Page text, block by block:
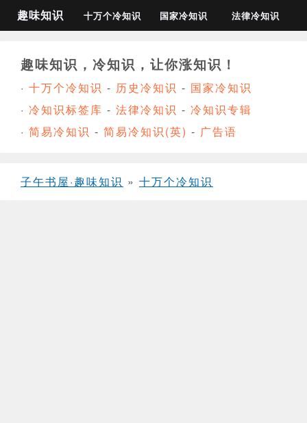
趣味知识 十万个冷知识 国家冷知识 法律冷知识
趣味知识，冷知识，让你涨知识！
· 十万个冷知识 - 历史冷知识 - 国家冷知识
· 冷知识标签库 - 法律冷知识 - 冷知识专辑
· 简易冷知识 - 简易冷知识(英) - 广告语
子午书屋·趣味知识 » 十万个冷知识